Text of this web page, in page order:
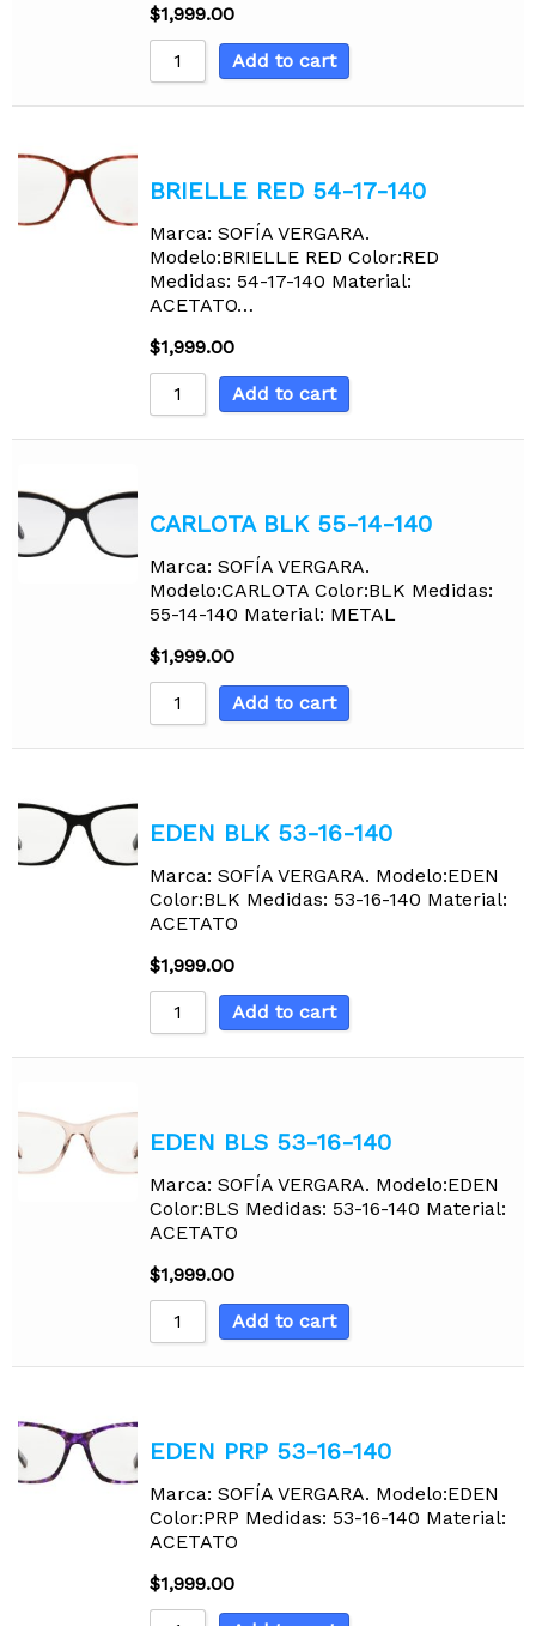
$1,999.00
Add to cart
BRIELLE RED 54-17-140
Marca: SOFÍA VERGARA.
Modelo:BRIELLE RED Color:RED
Medidas: 54-17-140 Material:
ACETATO…
$1,999.00
Add to cart
CARLOTA BLK 55-14-140
Marca: SOFÍA VERGARA.
Modelo:CARLOTA Color:BLK Medidas:
55-14-140 Material: METAL
$1,999.00
Add to cart
EDEN BLK 53-16-140
Marca: SOFÍA VERGARA. Modelo:EDEN
Color:BLK Medidas: 53-16-140 Material:
ACETATO
$1,999.00
Add to cart
EDEN BLS 53-16-140
Marca: SOFÍA VERGARA. Modelo:EDEN
Color:BLS Medidas: 53-16-140 Material:
ACETATO
$1,999.00
Add to cart
EDEN PRP 53-16-140
Marca: SOFÍA VERGARA. Modelo:EDEN
Color:PRP Medidas: 53-16-140 Material:
ACETATO
$1,999.00